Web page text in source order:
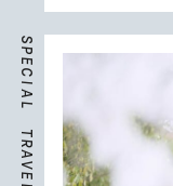
S
P
E
C
I
A
L
T
R
A
V
E